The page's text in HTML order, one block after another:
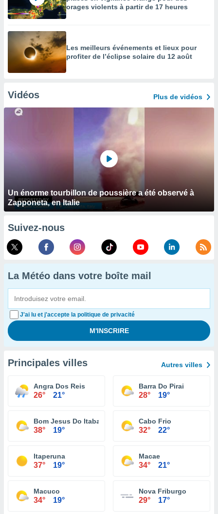
orages violents à partir de 17 heures
Les meilleurs événements et lieux pour
profiter de l’éclipse solaire du 12 août
Vidéos Plus de vidéos
Un énorme tourbillon de poussière a été observé à
Zapponeta, en Italie
Suivez-nous
La Météo dans votre boîte mail
J'ai lu et j'accepte la politique de privacité
Principales villes Autres villes
Angra Dos Reis
26° 21°
Barra Do Pirai
28° 19°
Bom Jesus Do Itabapoana
38° 19°
Cabo Frio
32° 22°
Itaperuna
37° 19°
Macae
34° 21°
Macuco
34° 19°
Nova Friburgo
29° 17°